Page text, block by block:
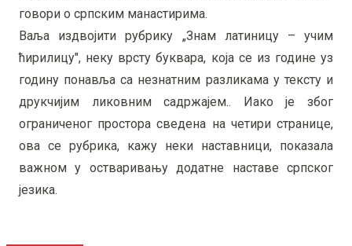
говори о српским манастирима.
Ваља издвојити рубрику „Знам латиницу – учим
ћирилицу", неку врсту буквара, која се из године уз
годину понавља са незнатним разликама у тексту и
друкчијим ликовним садржајем.. Иако је због
ограниченог простора сведена на четири странице,
ова се рубрика, кажу неки наставници, показала
важном у остваривању додатне наставе српског
језика.